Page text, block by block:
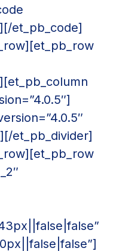
et_pb_code]
et_pb_divider]